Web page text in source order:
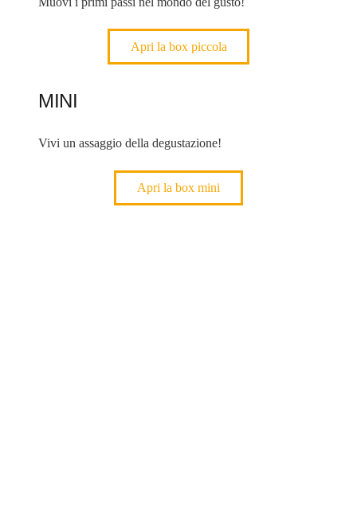
Apri la box piccola
MINI
Vivi un assaggio della degustazione!
Apri la box mini